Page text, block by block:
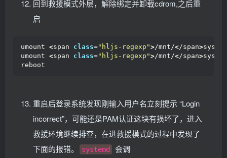
回到救援模式外层，解除绑定并卸载cdrom,之后重
启
umount <span class="hljs-regexp">/mnt/</span>
umount <span class="hljs-regexp">/mnt/</span>
reboot
重启后登录系统发现刚输入用户名立刻提示 “Login
incorrect”，可能还是PAM认证这块有损坏了，进入
救援环境继续排查，在进救援模式的过程中发现了
下面的报错。
systemd
会调